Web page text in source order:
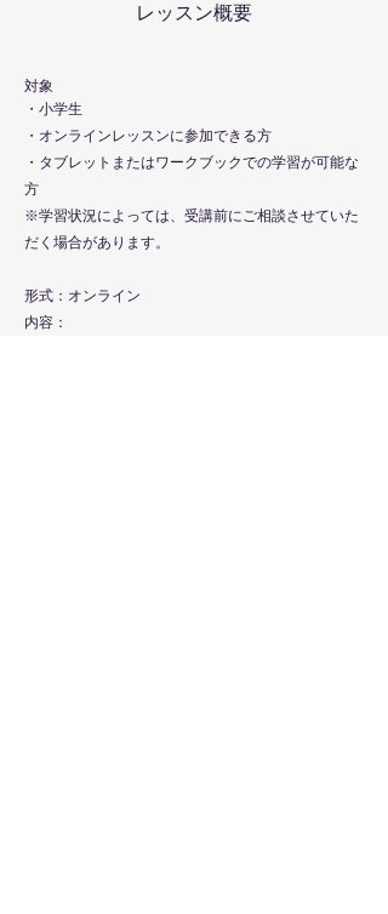
レッスン概要
対象
・小学生
・オンラインレッスンに参加できる方
・タブレットまたはワークブックでの学習が可能な
方
※学習状況によっては、受講前にご相談させていた
だく場合があります。
形式：オンライン
内容：